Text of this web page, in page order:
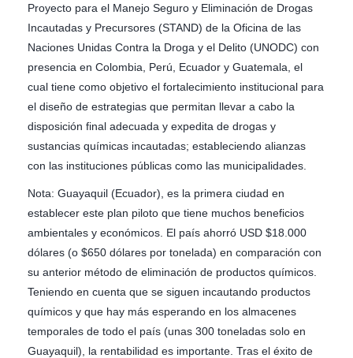
Proyecto para el Manejo Seguro y Eliminación de Drogas
Incautadas y Precursores (STAND) de la Oficina de las
Naciones Unidas Contra la Droga y el Delito (UNODC) con
presencia en Colombia, Perú, Ecuador y Guatemala, el
cual tiene como objetivo el fortalecimiento institucional para
el diseño de estrategias que permitan llevar a cabo la
disposición final adecuada y expedita de drogas y
sustancias químicas incautadas; estableciendo alianzas
con las instituciones públicas como las municipalidades.
Nota: Guayaquil (Ecuador), es la primera ciudad en
establecer este plan piloto que tiene muchos beneficios
ambientales y económicos. El país ahorró USD $18.000
dólares (o $650 dólares por tonelada) en comparación con
su anterior método de eliminación de productos químicos.
Teniendo en cuenta que se siguen incautando productos
químicos y que hay más esperando en los almacenes
temporales de todo el país (unas 300 toneladas solo en
Guayaquil), la rentabilidad es importante. Tras el éxito de